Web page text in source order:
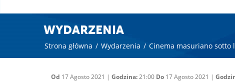
WYDARZENIA
Strona główna / Wydarzenia / Cinema masuriano sotto
Od 17 Agosto 2021 | Godzina:21:00 Do 17 Agosto 2021 |